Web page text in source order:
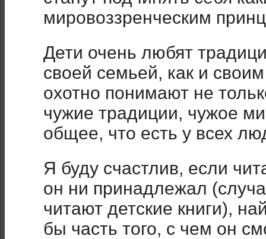
мировоззренческим
Дети очень любят
своей семьей, как и
охотно понимают не
чужие традиции, чужое
общее, что есть у всех
Я буду счастлив, если
он ни принадлежал
читают детские книги),
бы часть того, с чем он